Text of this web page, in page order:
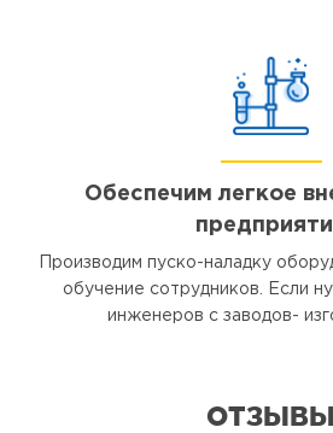
Обеспечим легкое
Производим пуско-наладку
обучение сотрудников. Если
инженеров с заводов-
ОТЗЫВЫ